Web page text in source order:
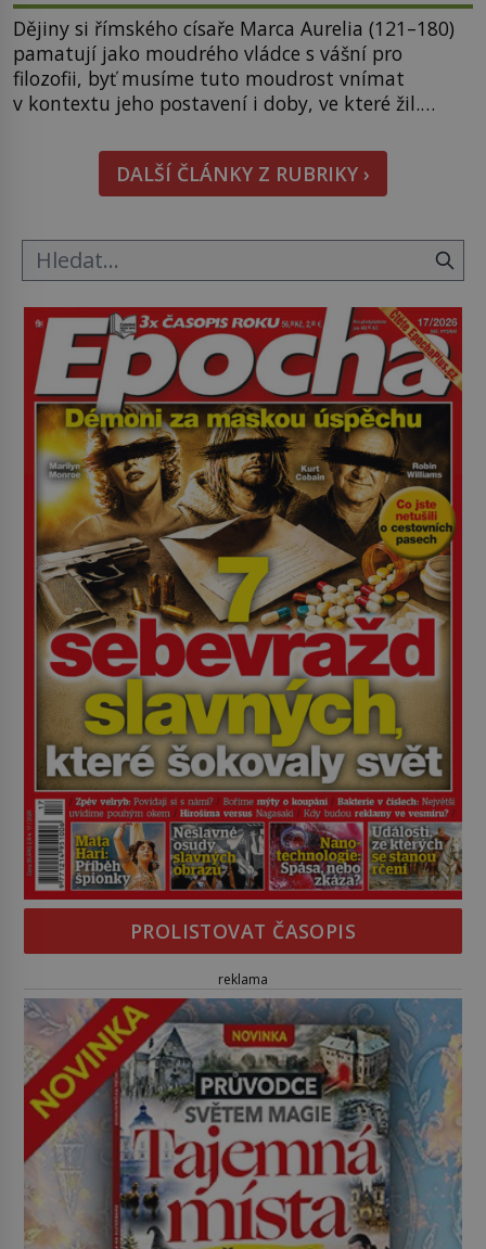
Dějiny si římského císaře Marca Aurelia (121–180)
pamatují jako moudrého vládce s vášní pro
filozofii, byť musíme tuto moudrost vnímat
v kontextu jeho postavení i doby, ve které žil.
pravdu na padrť a prohlásit, že to byl jen životem
unavený a drogou ovládaný muž? Marcus Aurelius
byl zastáncem stoicismu, učení, […]
DALŠÍ ČLÁNKY Z RUBRIKY ›
PROLISTOVAT ČASOPIS
reklama